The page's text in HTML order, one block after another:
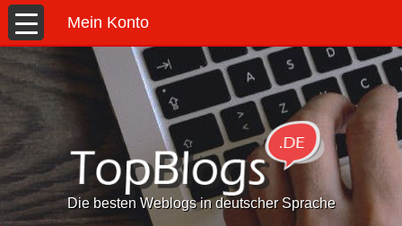
Mein Konto
Die besten Weblogs in deutscher Sprache